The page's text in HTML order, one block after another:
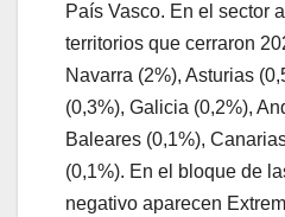
País Vasco. En el sector
territorios que cerraron
Navarra (2%), Asturias
(0,3%), Galicia (0,2%),
Baleares (0,1%),
(0,1%). En el bloque de
negativo aparecen